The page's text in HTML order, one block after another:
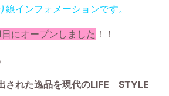
インフォメーションです。
にオープンしました ！！
された逸品を現代のLIFE STYLE